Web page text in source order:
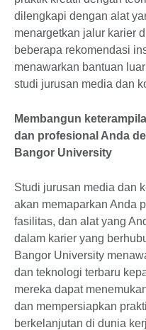
dilengkapi dengan alat
menargetkan jalur karier
beberapa rekomendasi
menawarkan bantuan
studi jurusan media dan
Membangun
dan profesional Anda
Bangor University
Studi jurusan media dan
akan memaparkan Anda
fasilitas, dan alat yang
dalam karier yang
Bangor University
dan teknologi terbaru
mereka dapat
dan mempersiapkan
berkelanjutan di dunia